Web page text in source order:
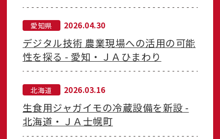
愛知県 2026.04.30
デジタル技術 農業現場への活用の可能
性を探る - 愛知・ＪＡひまわり
北海道 2026.03.16
生食用ジャガイモの冷蔵設備を新設 -
北海道・ＪＡ士幌町